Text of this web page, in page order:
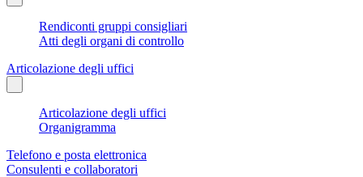
Rendiconti gruppi consigliari
Atti degli organi di controllo
Articolazione degli uffici
Articolazione degli uffici
Organigramma
Telefono e posta elettronica
Consulenti e collaboratori